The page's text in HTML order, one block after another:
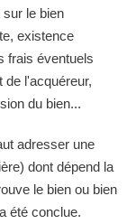
le bien
existence
frais éventuels
de l'acquéreur,
du bien...
adresser une
dont dépend la
le bien ou bien
été conclue.